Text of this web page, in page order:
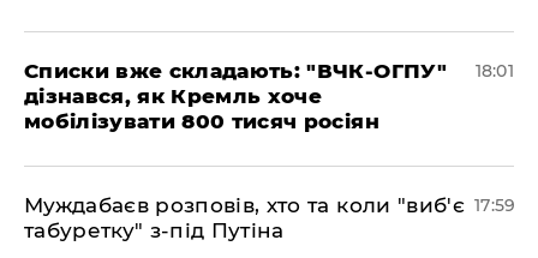
Списки вже складають: "ВЧК-ОГПУ"
дізнався, як Кремль хоче
мобілізувати 800 тисяч росіян
18:01
Муждабаєв розповів, хто та коли "виб'є
табуретку" з-під Путіна
17:59